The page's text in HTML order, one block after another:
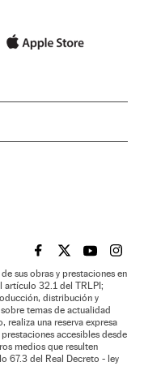
EL PAÍS BRASIL EN
EL PAÍSEL PAÍS
EL
sus obras y prestaciones en
artículo 32.1 del TRLPI;
distribución y
temas de actualidad
realiza una reserva expresa
accesibles desde
medios que resulten
67.3 del Real Decreto - ley